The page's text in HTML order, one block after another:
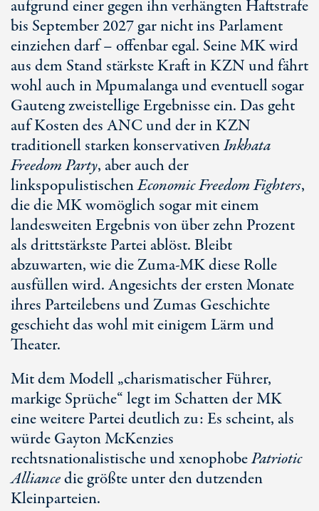
aufgrund einer gegen ihn verhängten Haftstrafe
bis September 2027 gar nicht ins Parlament
einziehen darf – offenbar egal. Seine MK wird
aus dem Stand stärkste Kraft in KZN und fährt
wohl auch in Mpumalanga und eventuell sogar
Gauteng zweistellige Ergebnisse ein. Das geht
auf Kosten des ANC und der in KZN
traditionell starken konservativenInkhata
Freedom Party, aber auch der
linkspopulistischenEconomic Freedom Fighters,
die die MK womöglich sogar mit einem
landesweiten Ergebnis von überzehn Prozent
als drittstärkste Partei ablöst. Bleibt
abzuwarten, wie die Zuma-MK diese Rolle
ausfüllen wird. Angesichts der ersten Monate
ihres Parteilebens und Zumas Geschichte
geschieht das wohl mit einigem Lärm und
Theater.
Mit dem Modell „charismatischer Führer,
markige Sprüche“ legt im Schatten der MK
eine weitere Partei deutlich zu: Es scheint, als
würde Gayton McKenzies
rechtsnationalistische und xenophobePatriotic
Alliancedie größte unter den dutzenden
Kleinparteien.